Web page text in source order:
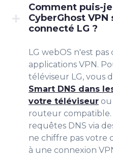
Comment puis-
CyberGhost
connecté LG ?
LG webOS n'est
applications VPN.
téléviseur LG, vous
Smart DNS dans
votre téléviseur
routeur compatible.
requêtes DNS via
ne chiffre pas votre
à une connexion